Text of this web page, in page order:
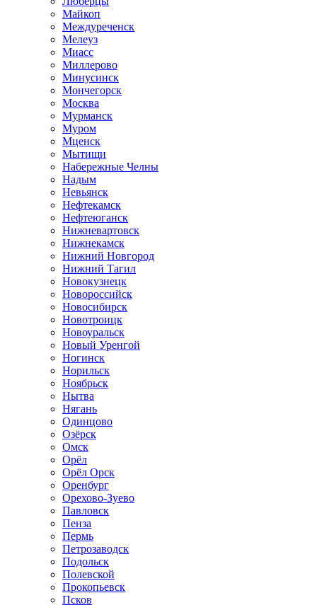
Майкоп
Междуреченск
Мелеуз
Миасс
Миллерово
Минусинск
Мончегорск
Москва
Мурманск
Муром
Мценск
Мытищи
Набережные Челны
Надым
Невьянск
Нефтекамск
Нефтеюганск
Нижневартовск
Нижнекамск
Нижний Новгород
Нижний Тагил
Новокузнецк
Новороссийск
Новосибирск
Новотроицк
Новоуральск
Новый Уренгой
Ногинск
Норильск
Ноябрьск
Нытва
Нягань
Одинцово
Озёрск
Омск
Орёл
Орёл Орск
Оренбург
Орехово-Зуево
Павловск
Пенза
Пермь
Петрозаводск
Подольск
Полевской
Прокопьевск
Псков